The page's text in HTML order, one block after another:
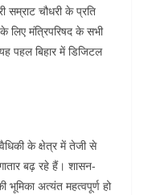
सम्राट चौधरी के प्रति
लिए मंत्रिपरिषद के सभी
पहल बिहार में डिजिटल
के क्षेत्र में तेजी से
बढ़ रहे हैं। शासन-
भूमिका अत्यंत महत्वपूर्ण हो